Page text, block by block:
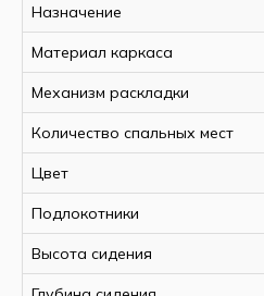
Назначение
Материал каркаса
Механизм раскладки
Количество спальных мест
Цвет
Подлокотники
Высота сидения